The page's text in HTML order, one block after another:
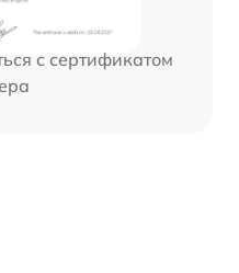
с сертификатом